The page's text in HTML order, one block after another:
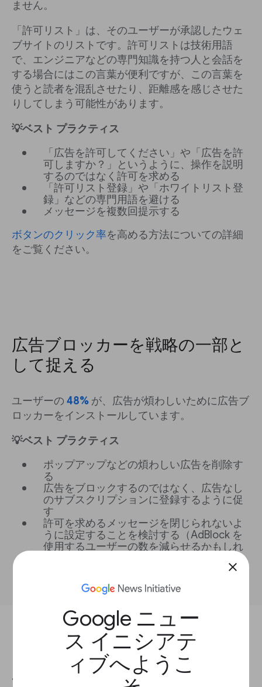
close
Google ニュー
ス イニシアテ
ィブへようこ
ません。
「許可リスト」は、そのユーザーが承認したウェ
ブサイトのリストです。許可リストは技術用語
で、エンジニアなどの専門知識を持つ人と会話を
する場合にはこの言葉が便利ですが、この言葉を
使うと読者を混乱させたり、距離感を感じさせた
りしてしまう可能性があります。
💡ベスト プラクティス
「広告を許可してください」や「広告を許
可しますか？」というように、操作を説明
するのではなく許可を求める
「許可リスト登録」や「ホワイトリスト登
録」などの専門用語を避ける
メッセージを複数回提示する
ボタンのクリック率を高める方法についての詳細
をご覧ください。
広告ブロッカーを戦略の一部と
して捉える
ユーザーの 48% が、広告が煩わしいために広告ブ
ロッカーをインストールしています。
💡ベスト プラクティス
ポップアップなどの煩わしい広告を削除す
る
広告をブロックするのではなく、広告なし
のサブスクリプションに登録するように促
す
許可を求めるメッセージを閉じられないよ
うに設定することを検討する（AdBlock を
使用するユーザーの数を減らせるかもしれ
ませんが、ユーザーがサイトを離れること
レッスンを完了するには、この質問にお答えください。
ユーザーに広告ブロッカーを無